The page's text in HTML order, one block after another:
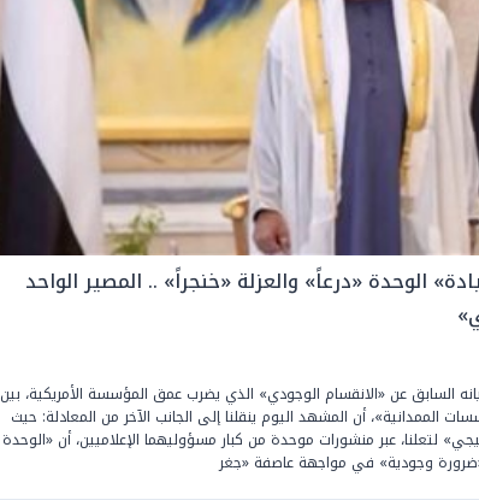
الوحدة «درعاً» والعزلة «خنجراً» .. المصير الواحد
السابق عن «الانقسام الوجودي» الذي يضرب عمق المؤسسة الأمريكية، بين
الممدانية»، أن المشهد اليوم ينقلنا إلى الجانب الآخر من المعادلة: حيث
لتعلنا، عبر منشورات موحدة من كبار مسؤوليهما الإعلاميين، أن «الوحدة
وجودية» في مواجهة عاصفة «جغر